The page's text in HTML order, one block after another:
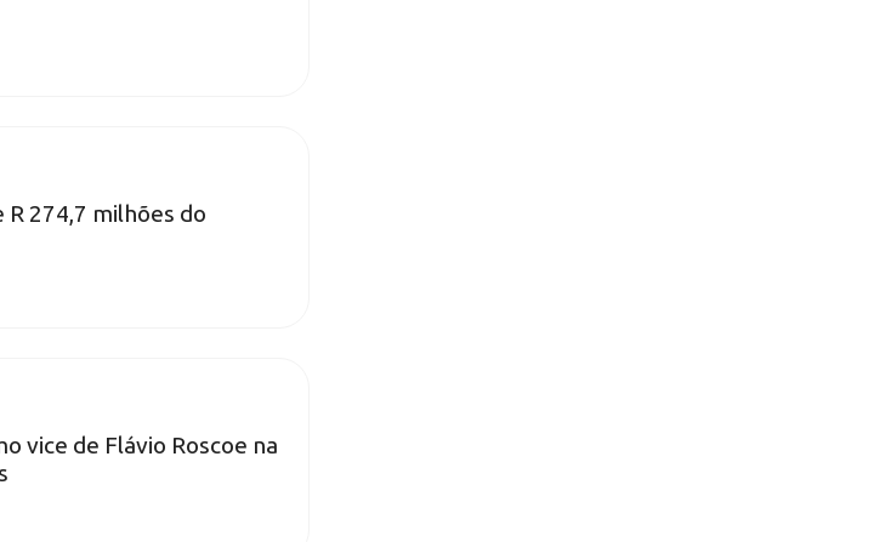
274,7 milhões do
vice de Flávio Roscoe na